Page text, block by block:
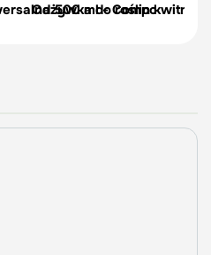
500 ml - Compo
Odżywka do roślin